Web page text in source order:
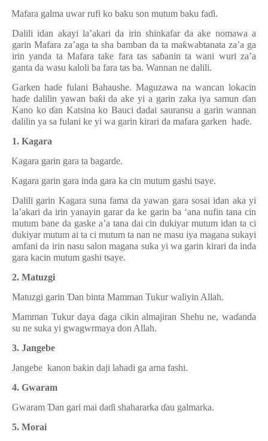
Mafara galma uwar rufi ko baku son mutum baku faɗi.
Dalili idan akayi la’akari da irin shinkafar da ake nomawa a
garin Mafara za’aga ta sha bamban da ta maƙwabtanata za’a ga
irin yanda ta Mafara take fara tas saɓanin ta wani wuri za’a
ganta da wasu kaloli ba fara tas ba. Wannan ne dalili.
Garken haɗe fulani Bahaushe. Maguzawa na wancan lokacin
haɗe dalilin yawan baƙi da ake yi a garin zaka iya samun ɗan
Kano ko ɗan Katsina ko Bauci dadai sauransu a garin wannan
dalilin ya sa fulani ke yi wa garin kirari da mafara garken haɗe.
1. Kagara
Kagara garin gara ta bagarde.
Kagara garin gara inda gara ka cin mutum gashi tsaye.
Dalili garin Kagara suna fama da yawan gara sosai idan aka yi
la’akari da irin yanayin garar da ke garin ba ‘ana nufin tana cin
mutum bane da gaske a’a tana dai cin dukiyar mutum idan ta ci
dukiyar mutum ai ta ci mutum ta nan ne masu iya magana sukayi
amfani da irin nasu salon magana suka yi wa garin kirari da inda
gara kacin mutum gashi tsaye.
2. Matuzgi
Matuzgi garin Ɗan binta Mamman Tukur waliyin Allah.
Mamman Tukur daya ɗaga cikin almajiran Shehu ne, waɗanda
su ne suka yi gwagwrmaya don Allah.
3. Jangebe
Jangebe kanon baƙin daji lahadi ga arna fashi.
4. Gwaram
Gwaram Ɗan gari mai daɗi shahararka ɗau galmarka.
5. Morai